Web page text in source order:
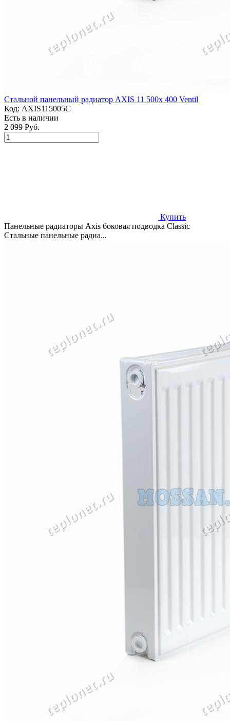
Стальной панельный радиатор AXIS 11 500x 400 Ventil
Код: AXIS115005C
Есть в наличии
2 099 Руб.
Купить
Панельные радиаторы Axis боковая подводка Classic
Стальные панельные радиа...